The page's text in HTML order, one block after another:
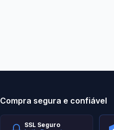
Compra segura e confiável
SSL Seguro